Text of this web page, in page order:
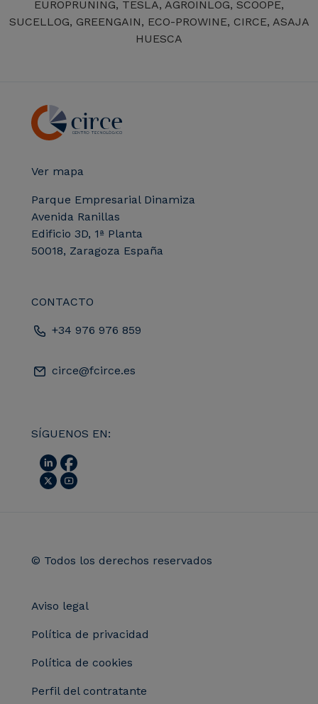
EUROPRUNING, TESLA, AGROINLOG, SCOOPE,
SUCELLOG, GREENGAIN, ECO-PROWINE, CIRCE, ASAJA
HUESCA
Ver mapa
Parque Empresarial Dinamiza
Avenida Ranillas
Edificio 3D, 1ª Planta
50018, Zaragoza España
CONTACTO
+34 976 976 859
circe@fcirce.es
SÍGUENOS EN:
© Todos los derechos reservados
Aviso legal
Política de privacidad
Política de cookies
Perfil del contratante